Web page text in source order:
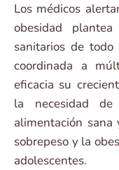
Los médicos
obesidad
sanitarios de
coordinada a
eficacia su
la necesidad
alimentación
sobrepeso y la
adolescentes.